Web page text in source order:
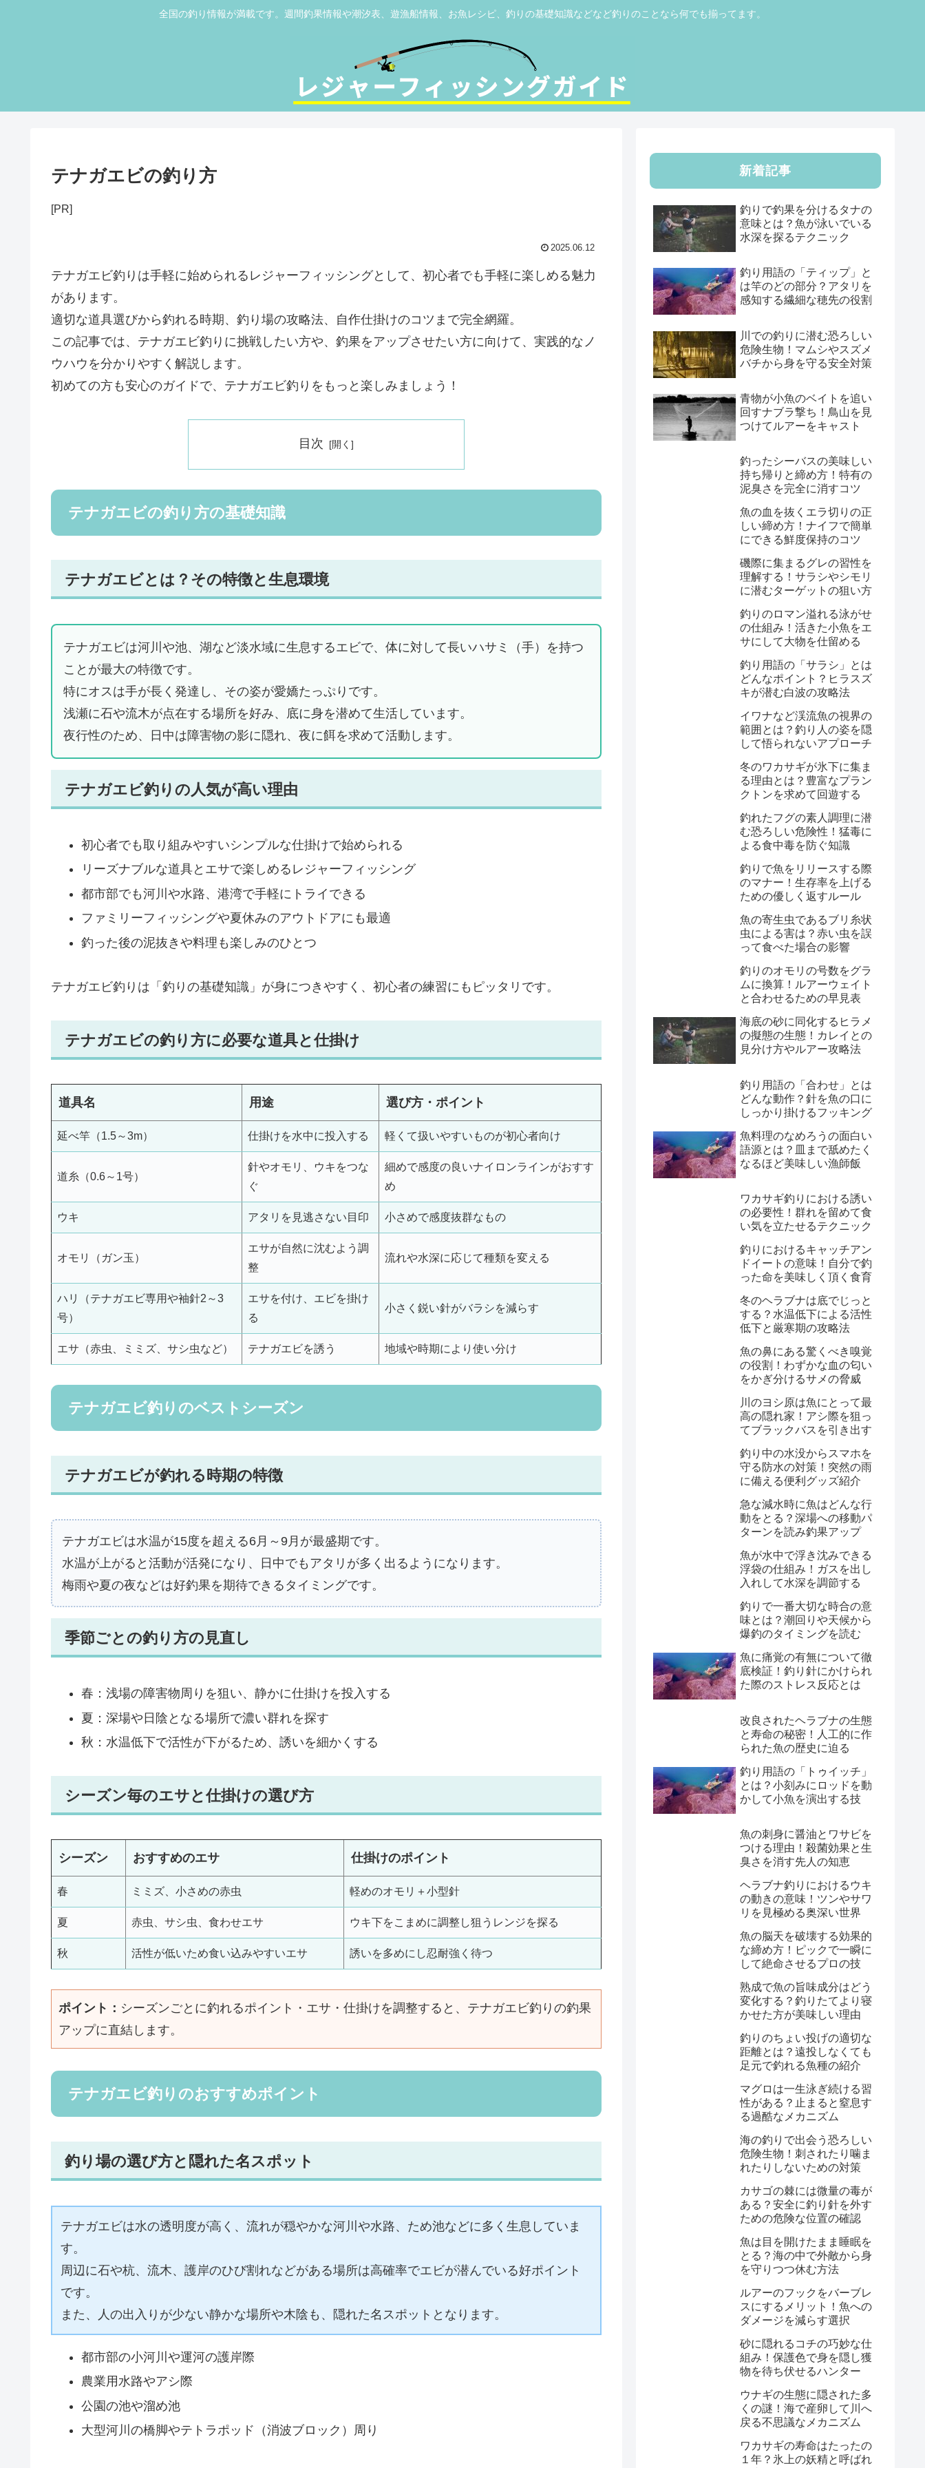
全国の釣り情報が満載です。週間釣果情報や潮汐表、遊漁船情報、お魚レシピ、釣りの基礎知識などなど釣りのことなら何でも揃ってます。
テナガエビの釣り方
[PR]
2025.06.12
テナガエビ釣りは手軽に始められるレジャーフィッシングとして、初心者でも手軽に楽しめる魅力
があります。
適切な道具選びから釣れる時期、釣り場の攻略法、自作仕掛けのコツまで完全網羅。
この記事では、テナガエビ釣りに挑戦したい方や、釣果をアップさせたい方に向けて、実践的なノ
ウハウを分かりやすく解説します。
初めての方も安心のガイドで、テナガエビ釣りをもっと楽しみましょう！
目次
テナガエビの釣り方の基礎知識
テナガエビとは？その特徴と生息環境
テナガエビは河川や池、湖など淡水域に生息するエビで、体に対して長いハサミ（手）を持つ
ことが最大の特徴です。
特にオスは手が長く発達し、その姿が愛嬌たっぷりです。
浅瀬に石や流木が点在する場所を好み、底に身を潜めて生活しています。
夜行性のため、日中は障害物の影に隠れ、夜に餌を求めて活動します。
テナガエビ釣りの人気が高い理由
初心者でも取り組みやすいシンプルな仕掛けで始められる
リーズナブルな道具とエサで楽しめるレジャーフィッシング
都市部でも河川や水路、港湾で手軽にトライできる
ファミリーフィッシングや夏休みのアウトドアにも最適
釣った後の泥抜きや料理も楽しみのひとつ
テナガエビ釣りは「釣りの基礎知識」が身につきやすく、初心者の練習にもピッタリです。
テナガエビの釣り方に必要な道具と仕掛け
道具名 用途 選び方・ポイント
延べ竿（1.5～3m） 仕掛けを水中に投入する 軽くて扱いやすいものが初心者向け
道糸（0.6～1号）
針やオモリ、ウキをつな
ぐ
細めで感度の良いナイロンラインがおすす
め
ウキ アタリを見逃さない目印 小さめで感度抜群なもの
オモリ（ガン玉）
エサが自然に沈むよう調
整
流れや水深に応じて種類を変える
ハリ（テナガエビ専用や袖針2～3
号）
エサを付け、エビを掛け
る
小さく鋭い針がバラシを減らす
エサ（赤虫、ミミズ、サシ虫など） テナガエビを誘う 地域や時期により使い分け
テナガエビ釣りのベストシーズン
テナガエビが釣れる時期の特徴
テナガエビは水温が15度を超える6月～9月が最盛期です。
水温が上がると活動が活発になり、日中でもアタリが多く出るようになります。
梅雨や夏の夜などは好釣果を期待できるタイミングです。
季節ごとの釣り方の見直し
春：浅場の障害物周りを狙い、静かに仕掛けを投入する
夏：深場や日陰となる場所で濃い群れを探す
秋：水温低下で活性が下がるため、誘いを細かくする
シーズン毎のエサと仕掛けの選び方
シーズン おすすめのエサ 仕掛けのポイント
春 ミミズ、小さめの赤虫 軽めのオモリ＋小型針
夏 赤虫、サシ虫、食わせエサ ウキ下をこまめに調整し狙うレンジを探る
秋 活性が低いため食い込みやすいエサ 誘いを多めにし忍耐強く待つ
ポイント： シーズンごとに釣れるポイント・エサ・仕掛けを調整すると、テナガエビ釣りの釣果
アップに直結します。
テナガエビ釣りのおすすめポイント
釣り場の選び方と隠れた名スポット
テナガエビは水の透明度が高く、流れが穏やかな河川や水路、ため池などに多く生息していま
す。
周辺に石や杭、流木、護岸のひび割れなどがある場所は高確率でエビが潜んでいる好ポイント
です。
また、人の出入りが少ない静かな場所や木陰も、隠れた名スポットとなります。
都市部の小河川や運河の護岸際
農業用水路やアシ際
公園の池や溜め池
大型河川の橋脚やテトラポッド（消波ブロック）周り
新着記事
釣りで釣果を分けるタナの
意味とは？魚が泳いでいる
水深を探るテクニック
釣り用語の「ティップ」と
は竿のどの部分？アタリを
感知する繊細な穂先の役割
川での釣りに潜む恐ろしい
危険生物！マムシやスズメ
バチから身を守る安全対策
青物が小魚のベイトを追い
回すナブラ撃ち！鳥山を見
つけてルアーをキャスト
釣ったシーバスの美味しい
持ち帰りと締め方！特有の
泥臭さを完全に消すコツ
魚の血を抜くエラ切りの正
しい締め方！ナイフで簡単
にできる鮮度保持のコツ
磯際に集まるグレの習性を
理解する！サラシやシモリ
に潜むターゲットの狙い方
釣りのロマン溢れる泳がせ
の仕組み！活きた小魚をエ
サにして大物を仕留める
釣り用語の「サラシ」とは
どんなポイント？ヒラスズ
キが潜む白波の攻略法
イワナなど渓流魚の視界の
範囲とは？釣り人の姿を隠
して悟られないアプローチ
冬のワカサギが氷下に集ま
る理由とは？豊富なプラン
クトンを求めて回遊する
釣れたフグの素人調理に潜
む恐ろしい危険性！猛毒に
よる食中毒を防ぐ知識
釣りで魚をリリースする際
のマナー！生存率を上げる
ための優しく返すルール
魚の寄生虫であるブリ糸状
虫による害は？赤い虫を誤
って食べた場合の影響
釣りのオモリの号数をグラ
ムに換算！ルアーウェイト
と合わせるための早見表
海底の砂に同化するヒラメ
の擬態の生態！カレイとの
見分け方やルアー攻略法
釣り用語の「合わせ」とは
どんな動作？針を魚の口に
しっかり掛けるフッキング
魚料理のなめろうの面白い
語源とは？皿まで舐めたく
なるほど美味しい漁師飯
ワカサギ釣りにおける誘い
の必要性！群れを留めて食
い気を立たせるテクニック
釣りにおけるキャッチアン
ドイートの意味！自分で釣
った命を美味しく頂く食育
冬のヘラブナは底でじっと
する？水温低下による活性
低下と厳寒期の攻略法
魚の鼻にある驚くべき嗅覚
の役割！わずかな血の匂い
をかぎ分けるサメの脅威
川のヨシ原は魚にとって最
高の隠れ家！アシ際を狙っ
てブラックバスを引き出す
釣り中の水没からスマホを
守る防水の対策！突然の雨
に備える便利グッズ紹介
急な減水時に魚はどんな行
動をとる？深場への移動パ
ターンを読み釣果アップ
魚が水中で浮き沈みできる
浮袋の仕組み！ガスを出し
入れして水深を調節する
釣りで一番大切な時合の意
味とは？潮回りや天候から
爆釣のタイミングを読む
魚に痛覚の有無について徹
底検証！釣り針にかけられ
た際のストレス反応とは
改良されたヘラブナの生態
と寿命の秘密！人工的に作
られた魚の歴史に迫る
釣り用語の「トゥイッチ」
とは？小刻みにロッドを動
かして小魚を演出する技
魚の刺身に醤油とワサビを
つける理由！殺菌効果と生
臭さを消す先人の知恵
ヘラブナ釣りにおけるウキ
の動きの意味！ツンやサワ
リを見極める奥深い世界
魚の脳天を破壊する効果的
な締め方！ピックで一瞬に
して絶命させるプロの技
熟成で魚の旨味成分はどう
変化する？釣りたてより寝
かせた方が美味しい理由
釣りのちょい投げの適切な
距離とは？遠投しなくても
足元で釣れる魚種の紹介
マグロは一生泳ぎ続ける習
性がある？止まると窒息す
る過酷なメカニズム
海の釣りで出会う恐ろしい
危険生物！刺されたり噛ま
れたりしないための対策
カサゴの棘には微量の毒が
ある？安全に釣り針を外す
ための危険な位置の確認
魚は目を開けたまま睡眠を
とる？海の中で外敵から身
を守りつつ休む方法
ルアーのフックをバーブレ
スにするメリット！魚への
ダメージを減らす選択
砂に隠れるコチの巧妙な仕
組み！保護色で身を隠し獲
物を待ち伏せるハンター
ウナギの生態に隠された多
くの謎！海で産卵して川へ
戻る不思議なメカニズム
ワカサギの寿命はたったの
１年？氷上の妖精と呼ばれ